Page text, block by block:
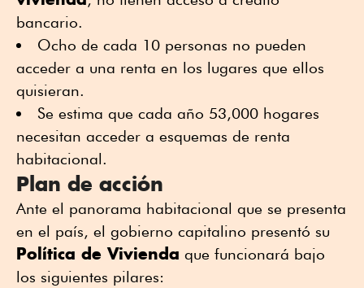
bancario.
Ocho de cada 10 personas no pueden
acceder a una renta en los lugares que ellos
quisieran.
Se estima que cada año 53,000 hogares
necesitan acceder a esquemas de renta
habitacional.
Plan de acción
Ante el panorama habitacional que se presenta
en el país, el gobierno capitalino presentó su
Política de Vivienda que funcionará bajo
los siguientes pilares: